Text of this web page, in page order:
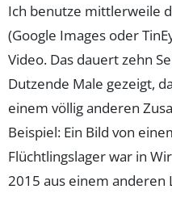
Ich benutze mittlerweile
(Google Images oder
Video. Das dauert zehn
Dutzende Male gezeigt,
einem völlig anderen
Beispiel: Ein Bild von
Flüchtlingslager war in
2015 aus einem anderen